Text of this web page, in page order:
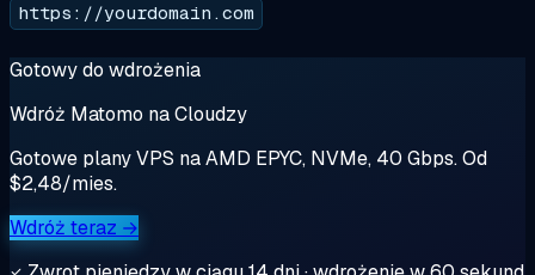
https://yourdomain.com
Gotowy do wdrożenia
Wdróż Matomo na Cloudzy
Gotowe plany VPS na AMD EPYC, NVMe, 40 Gbps. Od
$2,48/mies.
Wdróż teraz →